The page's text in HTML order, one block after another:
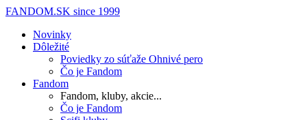
FANDOM.SK since 1999
Novinky
Dôležité
Poviedky zo súťaže Ohnivé pero
Čo je Fandom
Fandom
Fandom, kluby, akcie...
Čo je Fandom